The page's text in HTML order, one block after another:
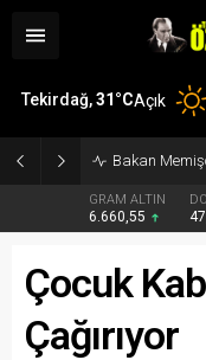
Bakan
GRAM ALTIN
6.660,55
Tekirdağ,31°CAçık
Çocuk
Çağırıyor